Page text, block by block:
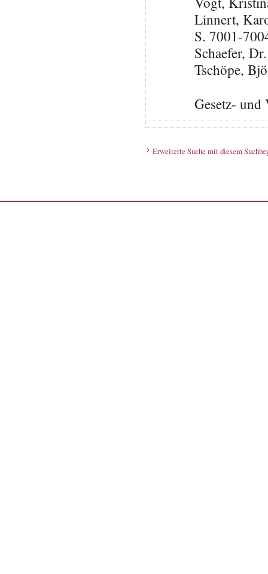
Linnert,
S. 7001-
Schaefer,
Tschöpe,
Gesetz-
Erweiterte Suche mit diesem